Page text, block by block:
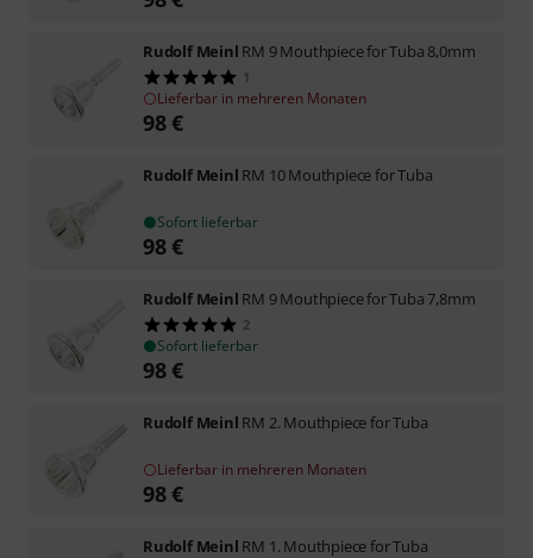
Rudolf Meinl RM 9 Mouthpiece for Tuba 8,0mm
1
Lieferbar in mehreren Monaten
98€
Rudolf Meinl RM 10 Mouthpiece for Tuba
Sofort lieferbar
98€
Rudolf Meinl RM 9 Mouthpiece for Tuba 7,8mm
2
Sofort lieferbar
98€
Rudolf Meinl RM 2. Mouthpiece for Tuba
Lieferbar in mehreren Monaten
98€
Rudolf Meinl RM 1. Mouthpiece for Tuba